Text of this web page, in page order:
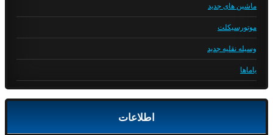
ماشین های جدید
موتورسیکلت
وسیله نقلیه جدید
یاماها
اطلاعات